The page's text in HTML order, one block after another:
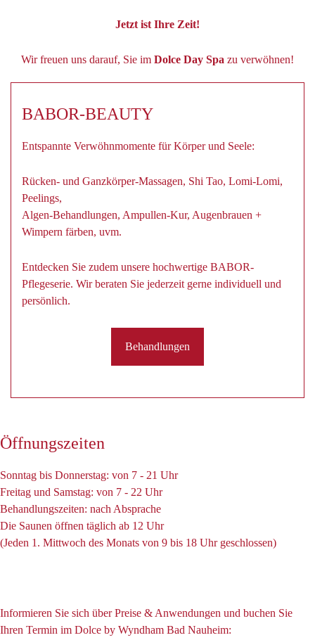
Jetzt ist Ihre Zeit!
Wir freuen uns darauf, Sie im Dolce Day Spa zu verwöhnen!
BABOR-BEAUTY
Entspannte Verwöhnmomente für Körper und Seele:
Rücken- und Ganzkörper-Massagen, Shi Tao, Lomi-Lomi,
Peelings,
Algen-Behandlungen, Ampullen-Kur, Augenbrauen +
Wimpern färben, uvm.
Entdecken Sie zudem unsere hochwertige BABOR-
Pflegeserie. Wir beraten Sie jederzeit gerne individuell und
persönlich.
Behandlungen
Öffnungszeiten
Sonntag bis Donnerstag: von 7 - 21 Uhr
Freitag und Samstag: von 7 - 22 Uhr
Behandlungszeiten: nach Absprache
Die Saunen öffnen täglich ab 12 Uhr
(Jeden 1. Mittwoch des Monats von 9 bis 18 Uhr geschlossen)
Informieren Sie sich über Preise & Anwendungen und buchen Sie
Ihren Termin im Dolce by Wyndham Bad Nauheim: